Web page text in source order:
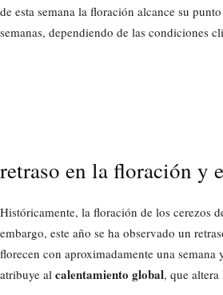
de esta semana la floración alcance su
semanas, dependiendo de las condiciones
retraso en la floración y
Históricamente, la floración de los cerezos
embargo, este año se ha observado un
florecen con aproximadamente una
atribuye al calentamiento global, que